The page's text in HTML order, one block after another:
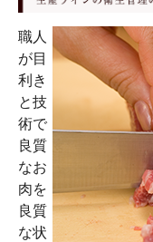
職人
が目
利き
と技
術で
良質
なお
肉を
良質
な状